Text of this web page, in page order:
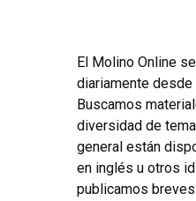
El Molino Online
diariamente desde
Buscamos
diversidad de
general están
en inglés u otros
publicamos